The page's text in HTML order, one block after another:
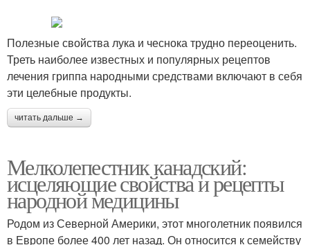
Полезные свойства лука и чеснока трудно переоценить.
Треть наиболее известных и популярных рецептов
лечения гриппа народными средствами включают в себя
эти целебные продукты.
читать дальше →
Мелколепестник канадский:
исцеляющие свойства и рецепты
народной медицины
Родом из Северной Америки, этот многолетник появился
в Европе более 400 лет назад. Он относится к семейству